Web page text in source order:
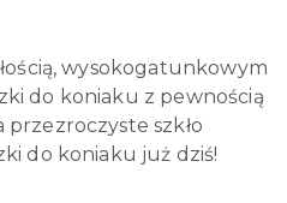
wysokogatunkowym
do koniaku z pewnością
szkło
do koniaku już dziś!